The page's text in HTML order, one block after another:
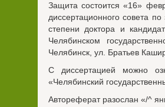
Защита состоится «16»
диссертационного совета
степени доктора и
Челябинском
Челябинск, ул. Братьев
С диссертацией можно
«Челябинский
Автореферат разослан «/^